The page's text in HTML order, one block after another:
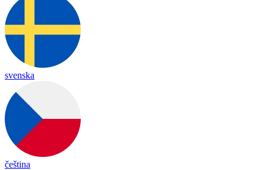
svenska
čeština